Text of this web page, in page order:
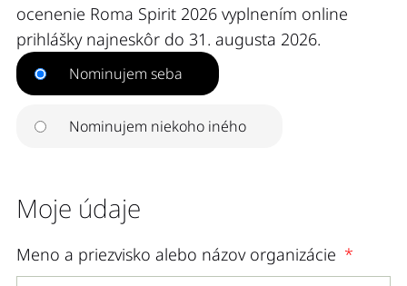
ocenenie Roma Spirit 2026 vyplnením online
prihlášky najneskôr do 31. augusta 2026.
Nominujem seba
Nominujem niekoho iného
Moje údaje
Meno a priezvisko alebo názov organizácie